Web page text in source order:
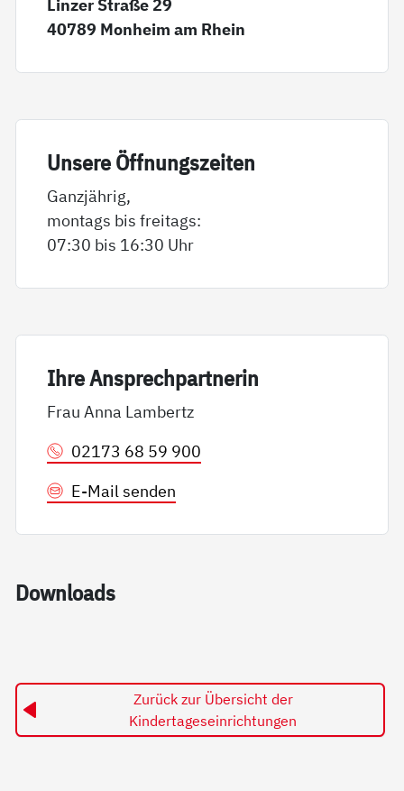
Linzer Straße 29
40789 Monheim am Rhein
Un­se­re Öff­nungs­zei­ten
Ganzjährig,
montags bis freitags:
07:30 bis 16:30 Uhr
Ih­re An­sp­rech­part­ne­rin
Frau Anna Lambertz
02173 68 59 900
E-Mail senden
Down­loads
Zurück zur Übersicht der
Kindertageseinrichtungen